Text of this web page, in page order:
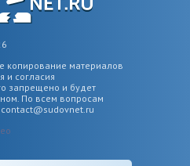
копирование материалов
и согласия
запрещено и будет
По всем вопросам
contact@sudovnet.ru